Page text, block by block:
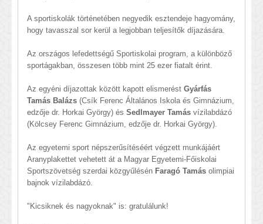
A sportiskolák történetében negyedik esztendeje hagyomány,
hogy tavasszal sor kerül a legjobban teljesítők díjazására.
Az országos lefedettségű Sportiskolai program, a különböző
sportágakban, összesen több mint 25 ezer fiatalt érint.
Az egyéni díjazottak között kapott elismerést Gyárfás
Tamás Balázs (Csík Ferenc Általános Iskola és Gimnázium,
edzője dr. Horkai György) és Sedlmayer Tamás vízilabdázó
(Kölcsey Ferenc Gimnázium, edzője dr. Horkai György).
Az egyetemi sport népszerűsítéséért végzett munkájáért
Aranyplakettet vehetett át a Magyar Egyetemi-Főiskolai
Sportszövetség szerdai közgyűlésén Faragó Tamás olimpiai
bajnok vízilabdázó.
"Kicsiknek és nagyoknak" is: gratulálunk!